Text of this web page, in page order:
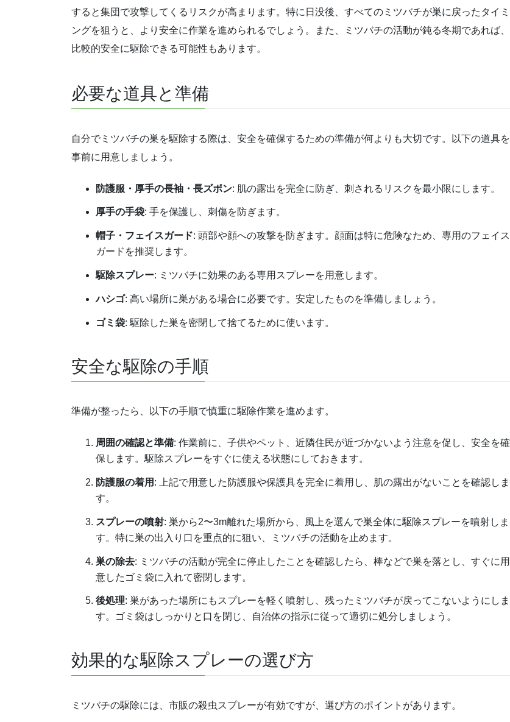
すると集団で攻撃してくるリスクが高まります。特に日没後、すべてのミツバチが巣に戻ったタイミ
ングを狙うと、より安全に作業を進められるでしょう。また、ミツバチの活動が鈍る冬期であれば、
比較的安全に駆除できる可能性もあります。
必要な道具と準備
自分でミツバチの巣を駆除する際は、安全を確保するための準備が何よりも大切です。以下の道具を
事前に用意しましょう。
防護服・厚手の長袖・長ズボン: 肌の露出を完全に防ぎ、刺されるリスクを最小限にします。
厚手の手袋: 手を保護し、刺傷を防ぎます。
帽子・フェイスガード: 頭部や顔への攻撃を防ぎます。顔面は特に危険なため、専用のフェイス
ガードを推奨します。
駆除スプレー: ミツバチに効果のある専用スプレーを用意します。
ハシゴ: 高い場所に巣がある場合に必要です。安定したものを準備しましょう。
ゴミ袋: 駆除した巣を密閉して捨てるために使います。
安全な駆除の手順
準備が整ったら、以下の手順で慎重に駆除作業を進めます。
周囲の確認と準備: 作業前に、子供やペット、近隣住民が近づかないよう注意を促し、安全を確
保します。駆除スプレーをすぐに使える状態にしておきます。
防護服の着用 : 上記で用意した防護服や保護具を完全に着用し、肌の露出がないことを確認しま
す。
スプレーの噴射: 巣から2〜3m離れた場所から、風上を選んで巣全体に駆除スプレーを噴射しま
す。特に巣の出入り口を重点的に狙い、ミツバチの活動を止めます。
巣の除去: ミツバチの活動が完全に停止したことを確認したら、棒などで巣を落とし、すぐに用
意したゴミ袋に入れて密閉します。
後処理: 巣があった場所にもスプレーを軽く噴射し、残ったミツバチが戻ってこないようにしま
す。ゴミ袋はしっかりと口を閉じ、自治体の指示に従って適切に処分しましょう。
効果的な駆除スプレーの選び方
ミツバチの駆除には、市販の殺虫スプレーが有効ですが、選び方のポイントがあります。